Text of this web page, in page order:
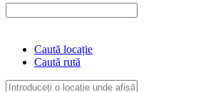
Caută locație
Caută rută